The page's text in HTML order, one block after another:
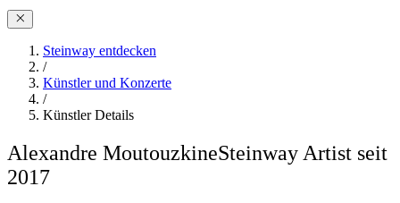
Steinway entdecken
/
Künstler und Konzerte
/
Künstler Details
Alexandre MoutouzkineSteinway Artist seit
2017